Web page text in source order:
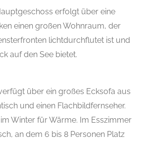
erfolgt über eine
einen großen Wohnraum, der
lichtdurchflutet ist und
auf den See bietet.
über ein großes Ecksofa aus
und einen Flachbildfernseher.
Winter für Wärme. Im Esszimmer
an dem 6 bis 8 Personen Platz